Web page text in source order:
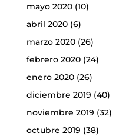
mayo 2020(10)
abril 2020(6)
marzo 2020(26)
febrero 2020(24)
enero 2020(26)
diciembre 2019 (40)
noviembre 2019 (32)
octubre 2019 (38)